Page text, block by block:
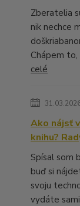
Zberatelia
nik nechce
Chápem to,
celé
Ako nájsť
knihu?
Spísal som
buď si
svoju
vydáte